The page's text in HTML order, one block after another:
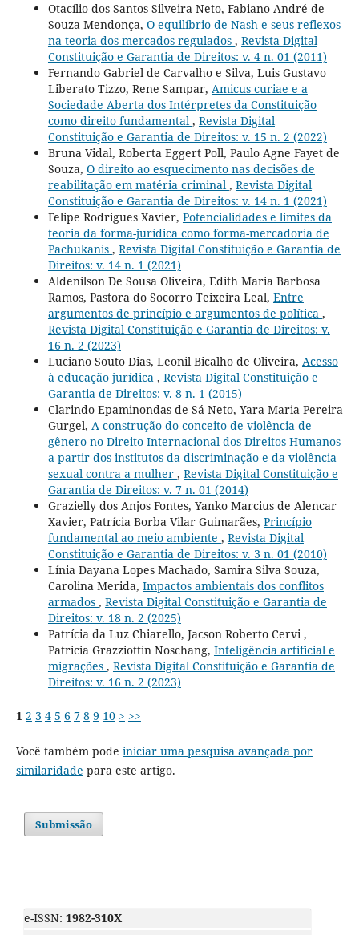
Otacílio dos Santos Silveira Neto, Fabiano André de
Souza Mendonça, O equilíbrio de Nash e seus reflexos
na teoria dos mercados regulados , Revista Digital
Constituição e Garantia de Direitos: v. 4 n. 01 (2011)
Fernando Gabriel de Carvalho e Silva, Luis Gustavo
Liberato Tizzo, Rene Sampar, Amicus curiae e a
Sociedade Aberta dos Intérpretes da Constituição
como direito fundamental , Revista Digital
Constituição e Garantia de Direitos: v. 15 n. 2 (2022)
Bruna Vidal, Roberta Eggert Poll, Paulo Agne Fayet de
Souza, O direito ao esquecimento nas decisões de
reabilitação em matéria criminal , Revista Digital
Constituição e Garantia de Direitos: v. 14 n. 1 (2021)
Felipe Rodrigues Xavier, Potencialidades e limites da
teoria da forma-jurídica como forma-mercadoria de
Pachukanis , Revista Digital Constituição e Garantia de
Direitos: v. 14 n. 1 (2021)
Aldenilson De Sousa Oliveira, Edith Maria Barbosa
Ramos, Pastora do Socorro Teixeira Leal, Entre
argumentos de princípio e argumentos de política ,
Revista Digital Constituição e Garantia de Direitos: v.
16 n. 2 (2023)
Luciano Souto Dias, Leonil Bicalho de Oliveira, Acesso
à educação jurídica , Revista Digital Constituição e
Garantia de Direitos: v. 8 n. 1 (2015)
Clarindo Epaminondas de Sá Neto, Yara Maria Pereira
Gurgel, A construção do conceito de violência de
gênero no Direito Internacional dos Direitos Humanos
a partir dos institutos da discriminação e da violência
sexual contra a mulher , Revista Digital Constituição e
Garantia de Direitos: v. 7 n. 01 (2014)
Grazielly dos Anjos Fontes, Yanko Marcius de Alencar
Xavier, Patrícia Borba Vilar Guimarães, Princípio
fundamental ao meio ambiente , Revista Digital
Constituição e Garantia de Direitos: v. 3 n. 01 (2010)
Línia Dayana Lopes Machado, Samira Silva Souza,
Carolina Merida, Impactos ambientais dos conflitos
armados , Revista Digital Constituição e Garantia de
Direitos: v. 18 n. 2 (2025)
Patrícia da Luz Chiarello, Jacson Roberto Cervi ,
Patricia Grazziottin Noschang, Inteligência artificial e
migrações , Revista Digital Constituição e Garantia de
Direitos: v. 16 n. 2 (2023)
1 2 3 4 5 6 7 8 9 10 > >>
Você também pode iniciar uma pesquisa avançada por
similaridade para este artigo.
Submissão
e-ISSN: 1982-310X